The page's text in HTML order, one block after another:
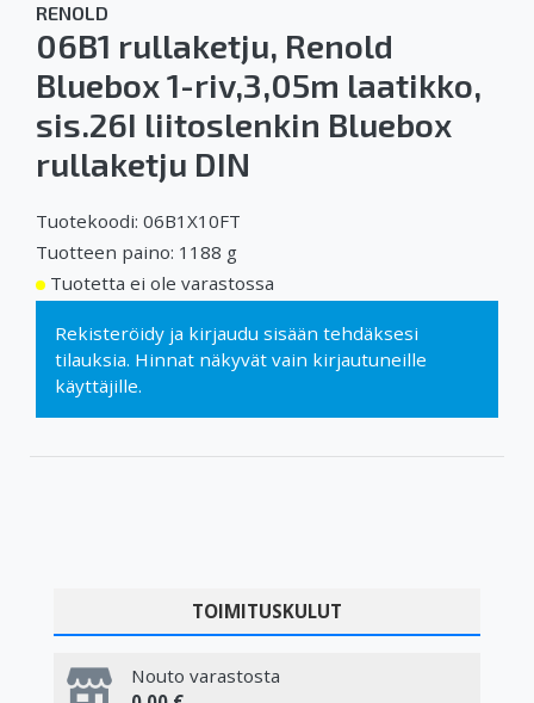
RENOLD
06B1 rullaketju, Renold
Bluebox 1-riv,3,05m laatikko,
sis.26I liitoslenkin Bluebox
rullaketju DIN
Tuotekoodi: 06B1X10FT
Tuotteen paino: 1188 g
Tuotetta ei ole varastossa
Rekisteröidy ja kirjaudu sisään tehdäksesi
tilauksia. Hinnat näkyvät vain kirjautuneille
käyttäjille.
TOIMITUSKULUT
Nouto varastosta